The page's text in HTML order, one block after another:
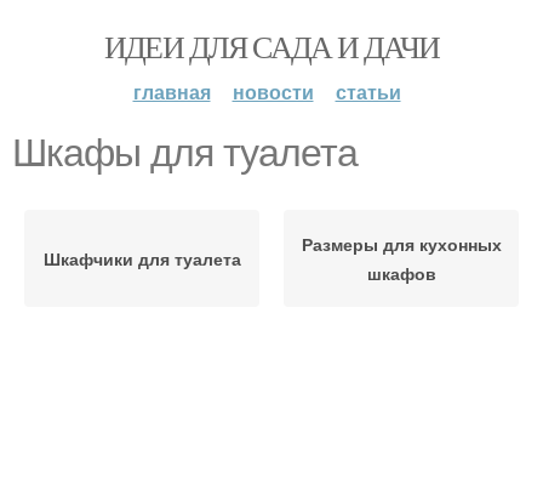
ИДЕИ ДЛЯ САДА И ДАЧИ
главная новости статьи
Шкафы для туалета
Шкафчики для туалета
Размеры для кухонных
шкафов